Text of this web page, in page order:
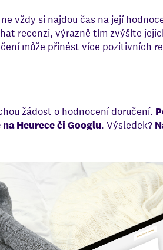
vždy si najdou čas na její
recenzi, výrazně tím zvýšíte
může přinést více pozitivních
žádost o hodnocení doručení.
Heurece či Googlu. Výsledek?